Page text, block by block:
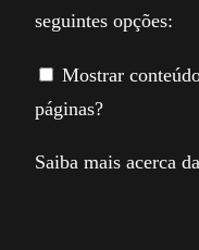
seguintes opções:
Mostrar
páginas?
Saiba mais acerca